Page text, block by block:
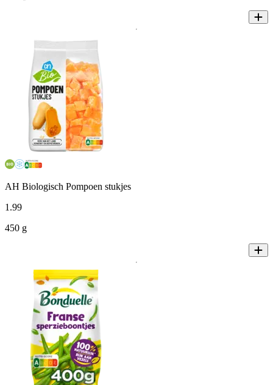
AH Biologisch Pompoen stukjes
1 .99
450 g